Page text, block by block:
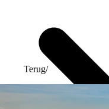
Terug/